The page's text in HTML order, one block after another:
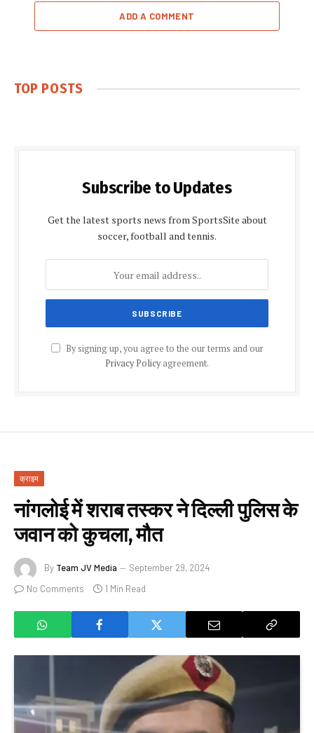
ADD A COMMENT
TOP POSTS
Subscribe to Updates
Get the latest sports news from SportsSite about
soccer, football and tennis.
By signing up, you agree to the our terms and our
Privacy Policyagreement.
क्राइम
नांगलोई में शराब तस्कर ने दिल्ली पुलिस के
जवान को कुचला, मौत
By Team JV Media
September 29, 2024
No Comments
1 Min Read